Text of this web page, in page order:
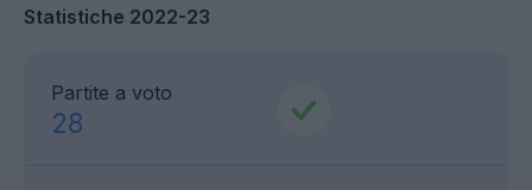
Statistiche 2022-23
Partite a voto
28